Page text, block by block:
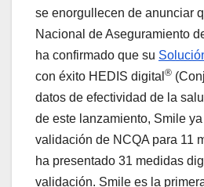
se enorgullecen de anunciar
Nacional de Aseguramiento
ha confirmado que su
con éxito HEDIS digital ®
datos de efectividad de la
de este lanzamiento, Smile
validación de NCQA para 11
ha presentado 31 medidas
validación. Smile es la